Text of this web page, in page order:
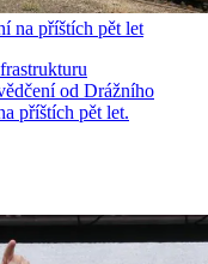
na příštích pět let
od Drážního
příštích pět let.